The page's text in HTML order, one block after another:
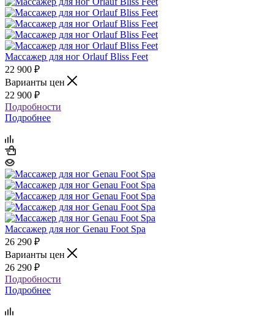
Массажер для ног Orlauf Bliss Feet
22 900 ₽
Варианты цен
22 900 ₽
Подробности
Подробнее
Массажер для ног Genau Foot Spa
26 290 ₽
Варианты цен
26 290 ₽
Подробности
Подробнее